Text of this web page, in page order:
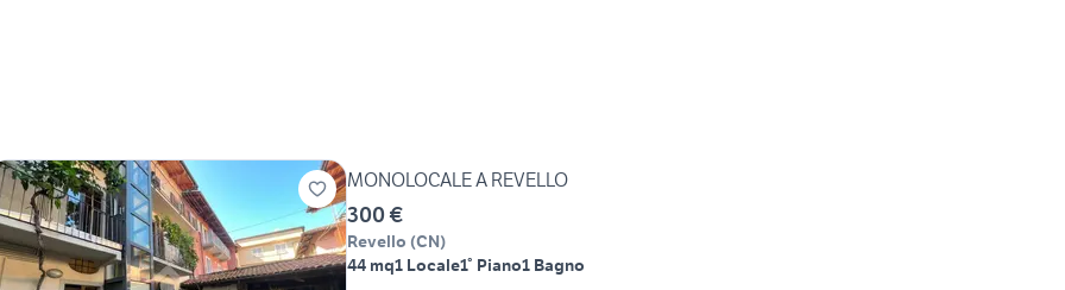
MONOLOCALE A REVELLO
300 €
Revello (CN)
44 mq1 Locale1° Piano1 Bagno